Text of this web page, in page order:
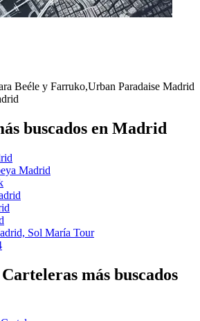
Beéle y Farruko,Urban Paradaise Madrid
buscados en Madrid
Madrid
Sol María Tour
más buscados